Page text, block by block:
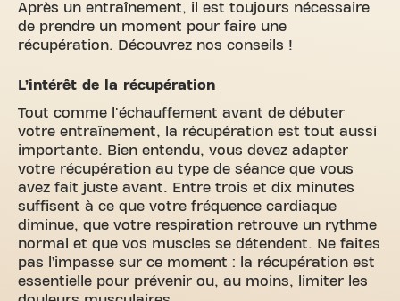
Après un entraînement, il est toujours nécessaire
de prendre un moment pour faire une
récupération. Découvrez nos conseils !
L’intérêt de la récupération
Tout comme l'échauffement avant de débuter
votre entraînement, la récupération est tout aussi
importante. Bien entendu, vous devez adapter
votre récupération au type de séance que vous
avez fait juste avant. Entre trois et dix minutes
suffisent à ce que votre fréquence cardiaque
diminue, que votre respiration retrouve un rythme
normal et que vos muscles se détendent. Ne faites
pas l’impasse sur ce moment : la récupération est
essentielle pour prévenir ou, au moins, limiter les